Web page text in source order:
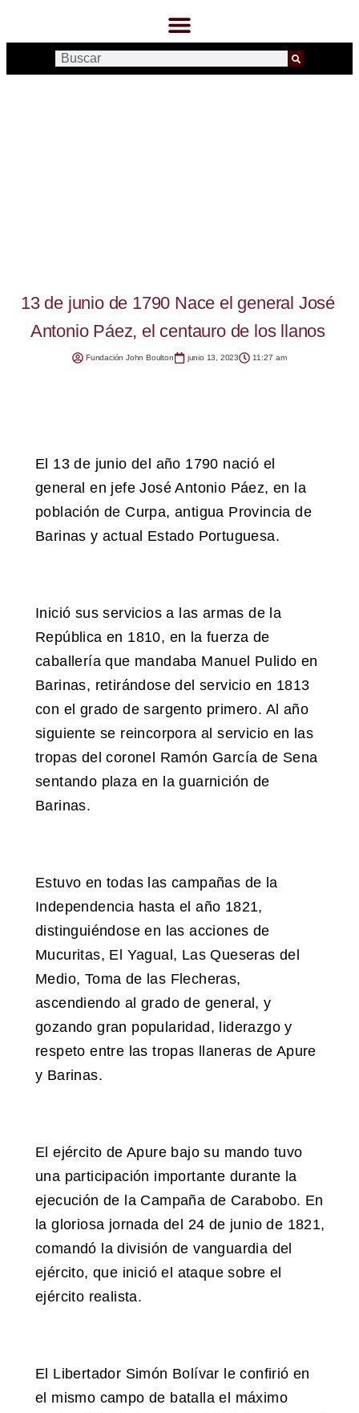
13 de junio de 1790 Nace el general José
Antonio Páez, el centauro de los llanos
Fundación John Boulton junio 13, 2023 11:27 am
El 13 de junio del año 1790 nació el
general en jefe José Antonio Páez, en la
población de Curpa, antigua Provincia de
Barinas y actual Estado Portuguesa.
Inició sus servicios a las armas de la
República en 1810, en la fuerza de
caballería que mandaba Manuel Pulido en
Barinas, retirándose del servicio en 1813
con el grado de sargento primero. Al año
siguiente se reincorpora al servicio en las
tropas del coronel Ramón García de Sena
sentando plaza en la guarnición de
Barinas.
Estuvo en todas las campañas de la
Independencia hasta el año 1821,
distinguiéndose en las acciones de
Mucuritas, El Yagual, Las Queseras del
Medio, Toma de las Flecheras,
ascendiendo al grado de general, y
gozando gran popularidad, liderazgo y
respeto entre las tropas llaneras de Apure
y Barinas.
El ejército de Apure bajo su mando tuvo
una participación importante durante la
ejecución de la Campaña de Carabobo. En
la gloriosa jornada del 24 de junio de 1821,
comandó la división de vanguardia del
ejército, que inició el ataque sobre el
ejército realista.
El Libertador Simón Bolívar le confirió en
el mismo campo de batalla el máximo